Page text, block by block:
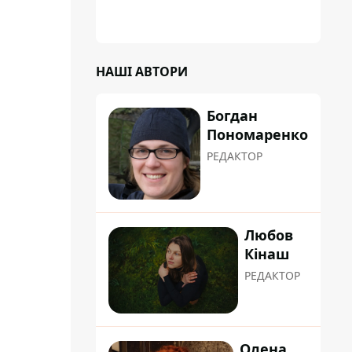
НАШІ АВТОРИ
Богдан
Пономаренко
РЕДАКТОР
Любов
Кінаш
РЕДАКТОР